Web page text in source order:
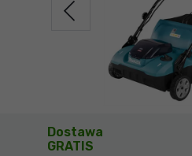
Dostawa
GRATIS